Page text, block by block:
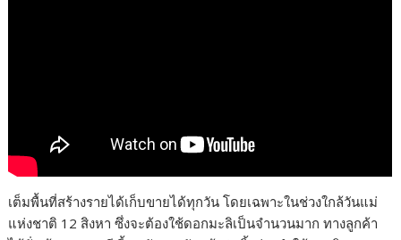
เต็มพื้นที่สร้างรายได้เก็บขายได้ทุกวัน โดยเฉพาะในช่วงใกล้วันแม่
แห่งชาติ 12 สิงหา ซึ่งจะต้องใช้ดอกมะลิเป็นจำนวนมาก ทางลูกค้า